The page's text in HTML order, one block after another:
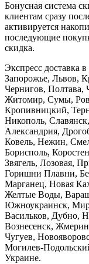
Бонусная система
клиентам сразу
активируется
последующие
скидка.
Экспресс доставка
Запорожье, Львов,
Чернигов,
Житомир, Сумы,
Кропивницкий,
Никополь,
Александрия,
Ковель, Нежин,
Борисполь,
Звягель, Лозовая,
Горишни Плавни,
Марганец, Новая
Желтые Воды,
Южноукраинск,
Васильков, Дубно,
Вознесенск,
Чугуев,
Могилев-
Украине.